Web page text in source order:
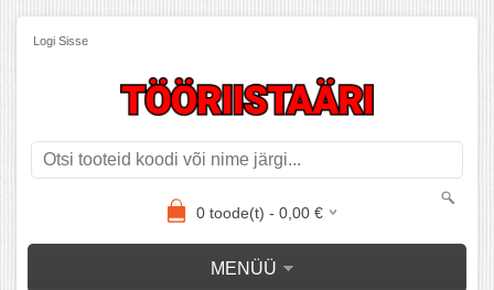
Logi Sisse
0toode(t) - 0,00€
MENÜÜ